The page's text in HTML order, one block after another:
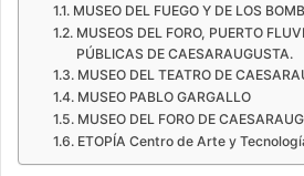
MUSEO DEL FUEGO Y DE LOS
MUSEOS DEL FORO, PUERTO
PÚBLICAS DE CAESARAUGUSTA.
MUSEO DEL TEATRO DE
MUSEO PABLO GARGALLO
MUSEO DEL FORO DE
ETOPÍA Centro de Arte y